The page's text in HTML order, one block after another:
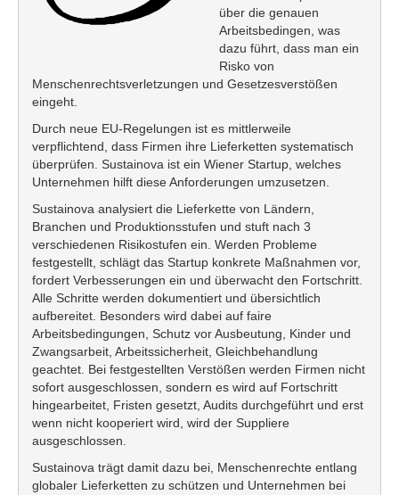
über die genauen
Arbeitsbedingen, was
dazu führt, dass man ein
Risko von
Menschenrechtsverletzungen und Gesetzesverstößen
eingeht.
Durch neue EU-Regelungen ist es mittlerweile
verpflichtend, dass Firmen ihre Lieferketten systematisch
überprüfen. Sustainova ist ein Wiener Startup, welches
Unternehmen hilft diese Anforderungen umzusetzen.
Sustainova analysiert die Lieferkette von Ländern,
Branchen und Produktionsstufen und stuft nach 3
verschiedenen Risikostufen ein. Werden Probleme
festgestellt, schlägt das Startup konkrete Maßnahmen vor,
fordert Verbesserungen ein und überwacht den Fortschritt.
Alle Schritte werden dokumentiert und übersichtlich
aufbereitet. Besonders wird dabei auf faire
Arbeitsbedingungen, Schutz vor Ausbeutung, Kinder und
Zwangsarbeit, Arbeitssicherheit, Gleichbehandlung
geachtet. Bei festgestellten Verstößen werden Firmen nicht
sofort ausgeschlossen, sondern es wird auf Fortschritt
hingearbeitet, Fristen gesetzt, Audits durchgeführt und erst
wenn nicht kooperiert wird, wird der Suppliere
ausgeschlossen.
Sustainova trägt damit dazu bei, Menschenrechte entlang
globaler Lieferketten zu schützen und Unternehmen bei